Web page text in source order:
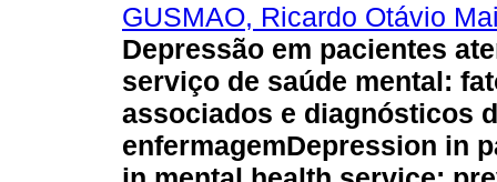
GUSMAO, Ricardo Otávio
Depressão em pacientes
serviço de saúde mental:
associados e diagnósticos
enfermagemDepression in